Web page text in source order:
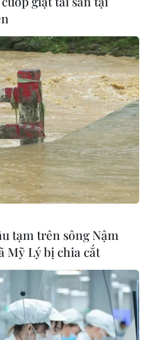
tạm trên sông Nậm
Mỹ Lý bị chia cắt